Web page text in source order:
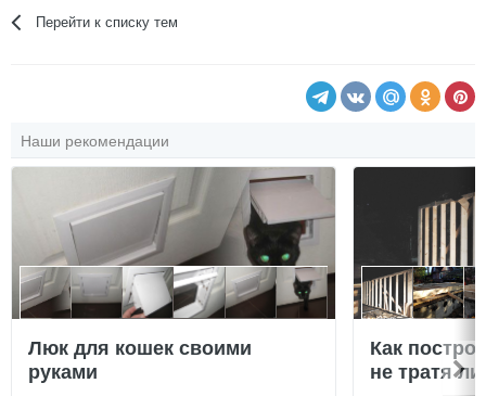
Перейти к списку тем
Наши рекомендации
Люк для кошек своими
руками
Как
не тратя